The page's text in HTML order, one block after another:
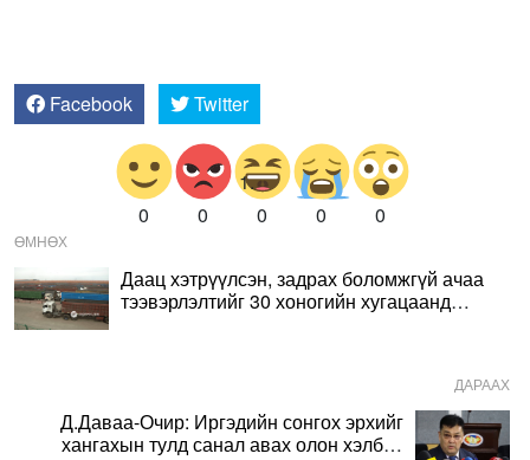
Facebook Twitter
0 0 0 0 0
ӨМНӨХ
Даац хэтрүүлсэн, задрах боломжгүй ачаа
тээвэрлэлтийг 30 хоногийн хугацаанд
ДАРААХ
Д.Даваа-Очир: Иргэдийн сонгох эрхийг
хангахын тулд санал авах олон хэлбэр